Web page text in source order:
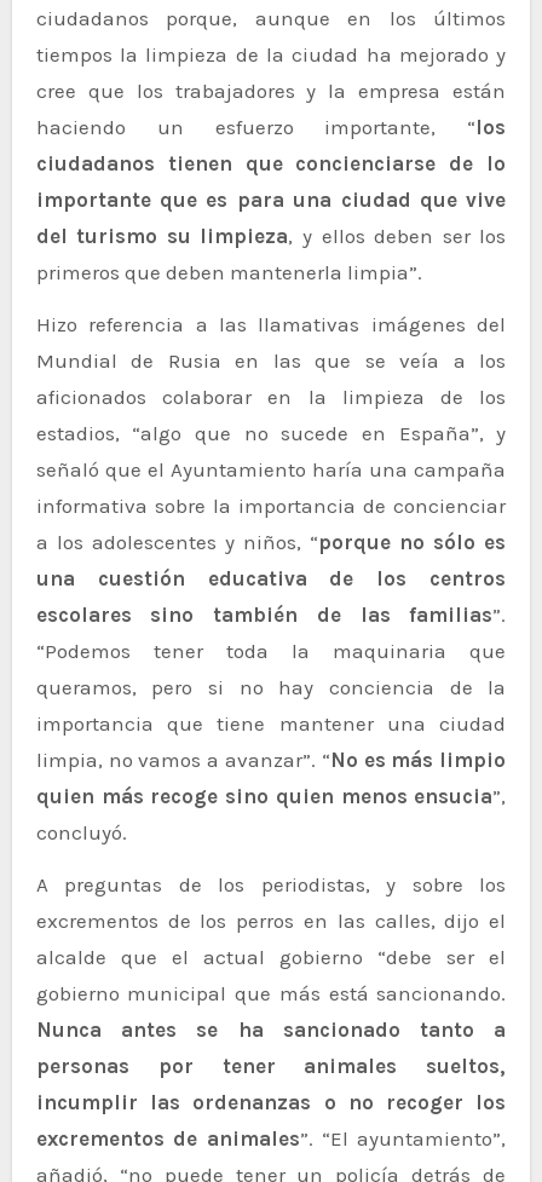
ciudadanos porque, aunque en los últimos
tiempos la limpieza de la ciudad ha mejorado y
cree que los trabajadores y la empresa están
haciendo un esfuerzo importante, “los
ciudadanos tienen que concienciarse de lo
importante que es para una ciudad que vive
del turismo su limpieza, y ellos deben ser los
primeros que deben mantenerla limpia”.
Hizo referencia a las llamativas imágenes del
Mundial de Rusia en las que se veía a los
aficionados colaborar en la limpieza de los
estadios, “algo que no sucede en España”, y
señaló que el Ayuntamiento haría una campaña
informativa sobre la importancia de concienciar
a los adolescentes y niños, “porque no sólo es
una cuestión educativa de los centros
escolares sino también de las familias”.
“Podemos tener toda la maquinaria que
queramos, pero si no hay conciencia de la
importancia que tiene mantener una ciudad
limpia, no vamos a avanzar”. “No es más limpio
quien más recoge sino quien menos ensucia”,
concluyó.
A preguntas de los periodistas, y sobre los
excrementos de los perros en las calles, dijo el
alcalde que el actual gobierno “debe ser el
gobierno municipal que más está sancionando.
Nunca antes se ha sancionado tanto a
personas por tener animales sueltos,
incumplir las ordenanzas o no recoger los
excrementos de animales”. “El ayuntamiento”,
añadió, “no puede tener un policía detrás de